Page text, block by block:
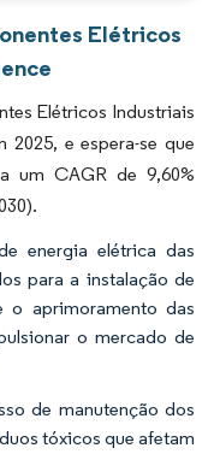
Elétricos
Elétricos Industriais
2025, e espera-se que
um CAGR de 9,60%
energia elétrica das
para a instalação de
o aprimoramento das
o mercado de
de manutenção dos
tóxicos que afetam